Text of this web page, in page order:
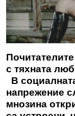
с тяхната
В
напрежение
мнозина